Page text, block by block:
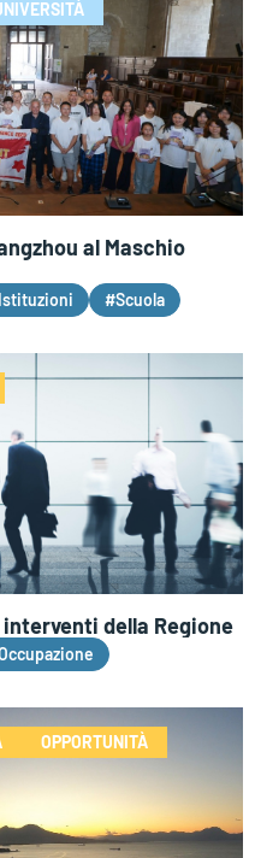
al Maschio
#Scuola
della Regione
OPPORTUNITÀ